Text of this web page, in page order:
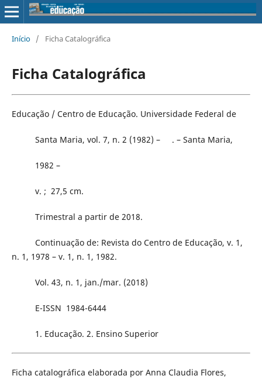
Início / Ficha Catalográfica
Ficha Catalográfica
Educação / Centro de Educação. Universidade Federal de
Santa Maria, vol. 7, n. 2 (1982) – . – Santa Maria,
1982 –
v. ; 27,5 cm.
Trimestral a partir de 2018.
Continuação de: Revista do Centro de Educação, v. 1,
n. 1, 1978 – v. 1, n. 1, 1982.
Vol. 43, n. 1, jan./mar. (2018)
E-ISSN 1984-6444
1. Educação. 2. Ensino Superior
Ficha catalográfica elaborada por Anna Claudia Flores,